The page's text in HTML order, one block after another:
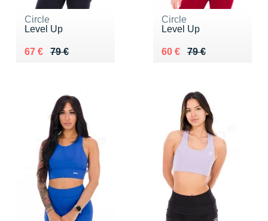
Circle
Level Up
79 €
Au lieu de 79 €
67 €
Vendu 67 €
Circle
Level Up
79 €
Au lieu de 79 €
60 €
Vendu 60 €